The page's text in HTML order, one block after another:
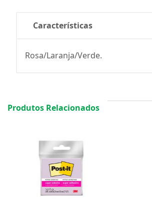
Características
Rosa/Laranja/Verde.
Produtos Relacionados